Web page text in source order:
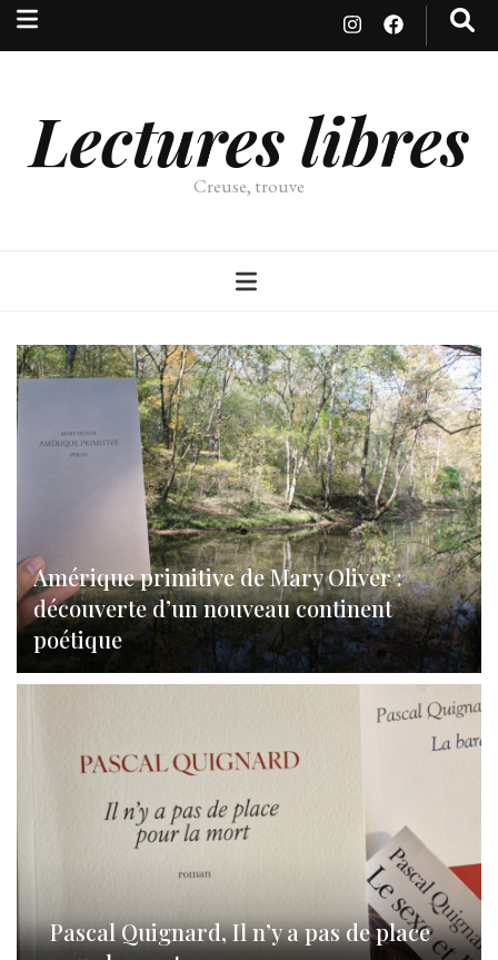
Lectures libres
Creuse, trouve
Amérique primitive de Mary Oliver :
découverte d’un nouveau continent
poétique
Pascal Quignard, Il n’y a pas de place